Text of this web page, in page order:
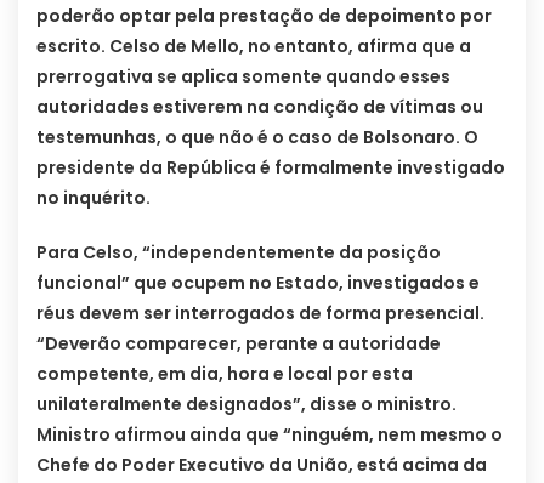
poderão optar pela prestação de depoimento por
escrito. Celso de Mello, no entanto, afirma que a
prerrogativa se aplica somente quando esses
autoridades estiverem na condição de vítimas ou
testemunhas, o que não é o caso de Bolsonaro. O
presidente da República é formalmente investigado
no inquérito.
Para Celso, “independentemente da posição
funcional” que ocupem no Estado, investigados e
réus devem ser interrogados de forma presencial.
“Deverão comparecer, perante a autoridade
competente, em dia, hora e local por esta
unilateralmente designados”, disse o ministro.
Ministro afirmou ainda que “ninguém, nem mesmo o
Chefe do Poder Executivo da União, está acima da